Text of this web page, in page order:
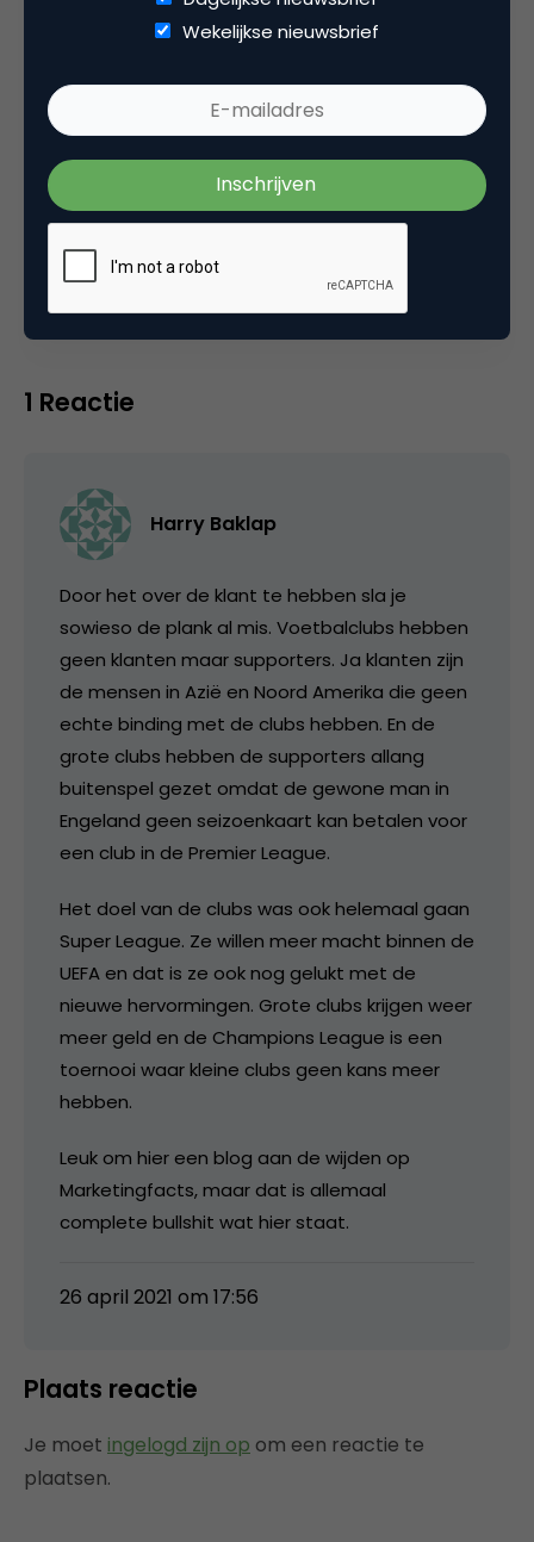
vele bedrijven ondersteund met het vergroten
van hun innovatiekracht. Annelies is auteur van
Categorie
Marketingstrategie
1 Reactie
Harry Baklap
Door het over de klant te hebben sla je
sowieso de plank al mis. Voetbalclubs hebben
geen klanten maar supporters. Ja klanten zijn
de mensen in Azië en Noord Amerika die geen
echte binding met de clubs hebben. En de
grote clubs hebben de supporters allang
buitenspel gezet omdat de gewone man in
Engeland geen seizoenkaart kan betalen voor
een club in de Premier League.
Het doel van de clubs was ook helemaal gaan
Super League. Ze willen meer macht binnen de
UEFA en dat is ze ook nog gelukt met de
nieuwe hervormingen. Grote clubs krijgen weer
meer geld en de Champions League is een
toernooi waar kleine clubs geen kans meer
hebben.
Leuk om hier een blog aan de wijden op
Marketingfacts, maar dat is allemaal
complete bullshit wat hier staat.
26 april 2021 om 17:56
Plaats reactie
Je moet ingelogd zijn op om een reactie te
plaatsen.
Wekelijkse nieuwsbrief